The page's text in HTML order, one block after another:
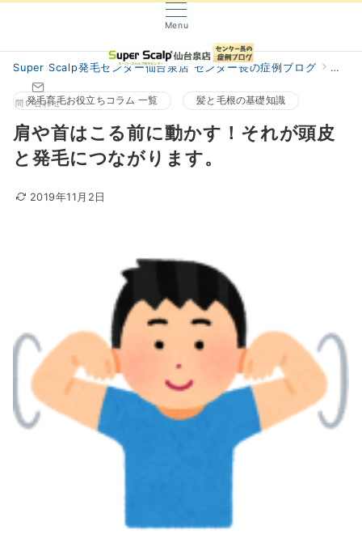
Menu
問い合わせ
Super Scalp発毛センター仙台泉店 センター長の症例ブログ 阿部
発毛育毛お役立ちコラム 一覧 髪と毛根の基礎知識
肩や首はこる前に動かす！それが頭皮
と発毛につながります。
2019年11月2日